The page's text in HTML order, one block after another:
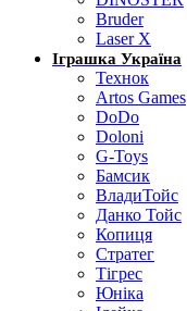
Bruder
Laser X
Іграшка Україна
Технок
Artos Games
DoDo
Doloni
G-Toys
Бамсик
ВладиТойс
Данко Тойс
Копиця
Стратег
Тігрес
Юніка